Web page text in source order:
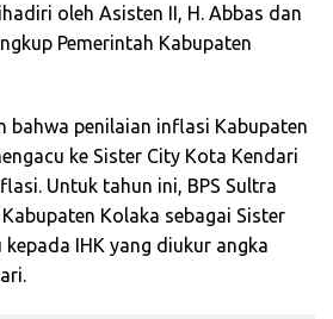
oleh Asisten II, H. Abbas dan
Pemerintah Kabupaten
bahwa penilaian inflasi Kabupaten
ke Sister City Kota Kendari
Untuk tahun ini, BPS Sultra
Kolaka sebagai Sister
IHK yang diukur angka